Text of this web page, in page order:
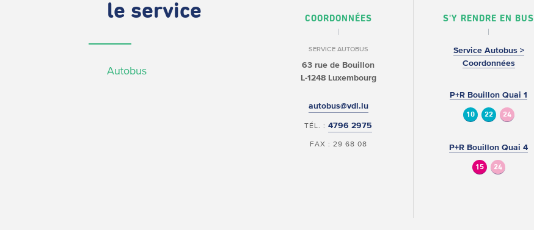
le service
Autobus
COORDONNÉES
SERVICE AUTOBUS
63 rue de Bouillon
L-1248 Luxembourg
autobus@vdl.lu
TÉL. :4796 2975
FAX : 29 68 08
S'Y RENDRE EN BUS
Service Autobus >
Coordonnées
P+R Bouillon Quai 1
10 22 24
P+R Bouillon Quai 4
15 24